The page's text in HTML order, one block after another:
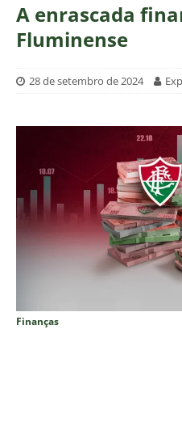
A enrascada
Fluminense
28 de setembro de 2024
Finanças